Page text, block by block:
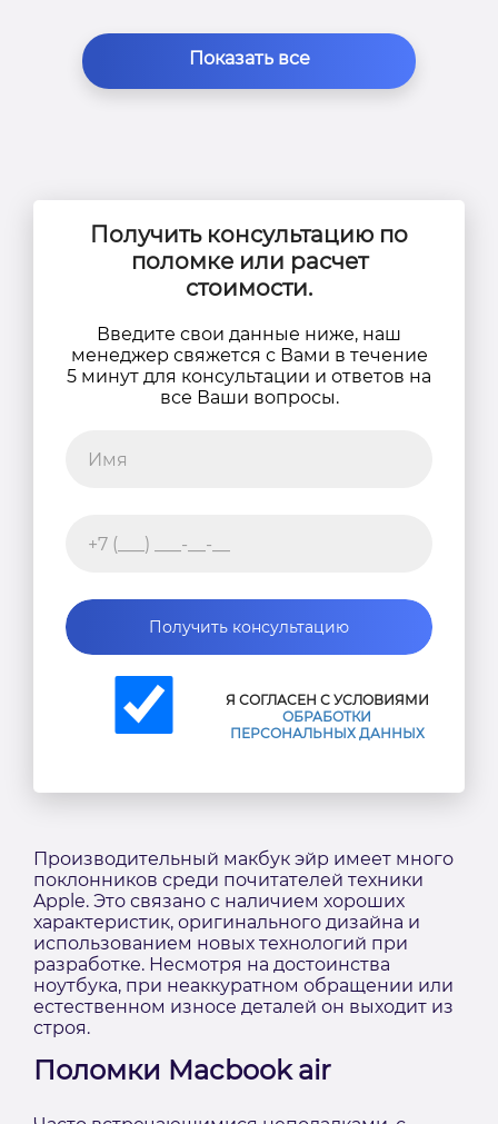
Показать все
Получить консультацию по
поломке или расчет
стоимости.
Введите свои данные ниже, наш
менеджер свяжется с Вами в течение
5 минут для консультации и ответов на
все Ваши вопросы.
Получить консультацию
Я СОГЛАСЕН С УСЛОВИЯМИ
ОБРАБОТКИ
ПЕРСОНАЛЬНЫХ ДАННЫХ
Производительный макбук эйр имеет много
поклонников среди почитателей техники
Apple. Это связано с наличием хороших
характеристик, оригинального дизайна и
использованием новых технологий при
разработке. Несмотря на достоинства
ноутбука, при неаккуратном обращении или
естественном износе деталей он выходит из
строя.
Поломки Macbook air